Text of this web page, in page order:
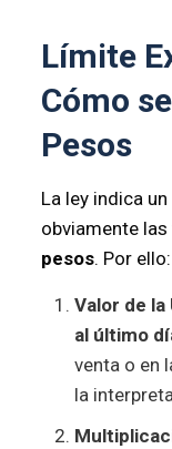
Límite
Cómo
Pesos
La ley indica un
obviamente
pesos. Por ello:
Valor de la
al último
venta o en
la